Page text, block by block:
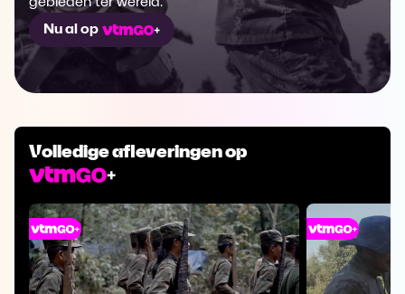
Nu al op
Volledige afleveringen op